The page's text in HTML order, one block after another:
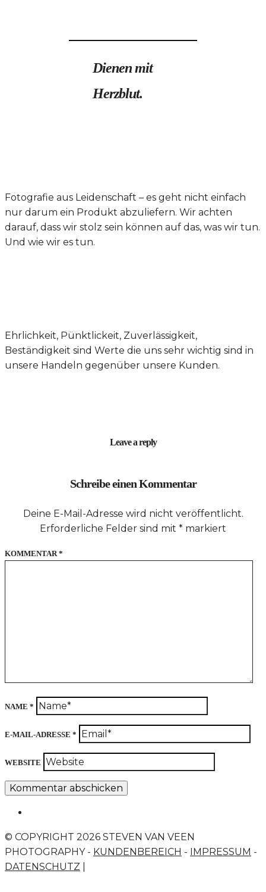
Dienen mit
Herzblut.
Fotografie aus Leidenschaft – es geht nicht einfach
nur darum ein Produkt abzuliefern. Wir achten
darauf, dass wir stolz sein können auf das, was wir tun.
Und wie wir es tun.
Ehrlichkeit, Pünktlickeit, Zuverlässigkeit,
Beständigkeit sind Werte die uns sehr wichtig sind in
unsere Handeln gegenüber unsere Kunden.
Leave a reply
Schreibe einen Kommentar
Deine E-Mail-Adresse wird nicht veröffentlicht.
Erforderliche Felder sind mit * markiert
KOMMENTAR*
NAME *
E-MAIL-ADRESSE *
WEBSITE
© COPYRIGHT 2026 STEVEN VAN VEEN
PHOTOGRAPHY - KUNDENBEREICH - IMPRESSUM -
DATENSCHUTZ